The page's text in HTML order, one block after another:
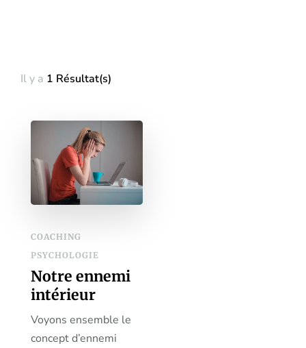
Il y a 1 Résultat(s)
COACHING
PSYCHOLOGIE
Notre ennemi
intérieur
Voyons ensemble le
concept d’ennemi